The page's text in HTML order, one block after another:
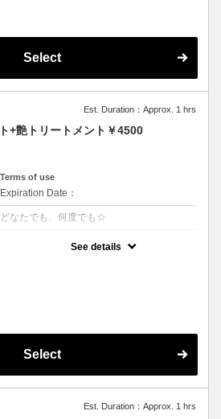
Select
Est. Duration：Approx. 1 hrs
+艶トリートメント￥4500
Terms of use
Expiration Date：
どなたでも、何度でも☆
See details
Select
Est. Duration：Approx. 1 hrs